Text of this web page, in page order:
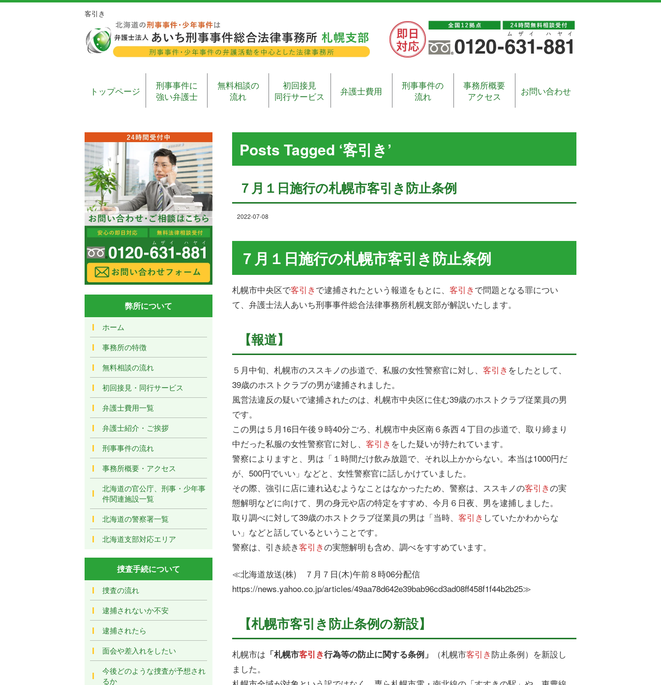
客引き
トップページ
刑事事件に
強い弁護士
無料相談の
流れ
初回接見
同行サービス
弁護士費用
刑事事件の
流れ
事務所概要
アクセス
お問い合わせ
Posts Tagged ‘客引き’
７月１日施行の札幌市客引き防止条例
2022-07-08
７月１日施行の札幌市客引き防止条例
札幌市中央区で客引きで逮捕されたという報道をもとに、 客引きで問題となる罪につい
て、弁護士法人あいち刑事事件総合法律事務所札幌支部が解説いたします。
【報道】
５月中旬、札幌市のススキノの歩道で、私服の女性警察官に対し、 客引き をしたとして、
39歳のホストクラブの男が逮捕されました。
風営法違反の疑いで逮捕されたのは、札幌市中央区に住む39歳のホストクラブ従業員の男
です。
この男は５月16日午後９時40分ごろ、札幌市中央区南６条西４丁目の歩道で、取り締まり
中だった私服の女性警察官に対し、 客引き をした疑いが持たれています。
警察によりますと、男は「１時間だけ飲み放題で、それ以上かからない。本当は1000円だ
が、500円でいい」などと、女性警察官に話しかけていました。
その際、強引に店に連れ込むようなことはなかったため、警察は、ススキノの客引きの実
態解明などに向けて、男の身元や店の特定をすすめ、今月６日夜、男を逮捕しました。
取り調べに対して39歳のホストクラブ従業員の男は「当時、 客引き していたかわからな
い」などと話しているということです。
警察は、引き続き客引きの実態解明も含め、調べをすすめています。
≪北海道放送(株) ７月７日(木)午前８時06分配信
https://news.yahoo.co.jp/articles/49aa78d642e39bab96cd3ad08ff458f1f44b2b25≫
【札幌市客引き防止条例の新設】
札幌市は 「札幌市客引き行為等の防止に関する条例」 （札幌市客引き防止条例）を新設し
ました。
弊所について
ホーム
事務所の特徴
無料相談の流れ
初回接見・同行サービス
弁護士費用一覧
弁護士紹介・ご挨拶
刑事事件の流れ
事務所概要・アクセス
北海道の官公庁、刑事・少年事
件関連施設一覧
北海道の警察署一覧
北海道支部対応エリア
捜査手続について
捜査の流れ
逮捕されないか不安
逮捕されたら
面会や差入れをしたい
今後どのような捜査が予想され
るか